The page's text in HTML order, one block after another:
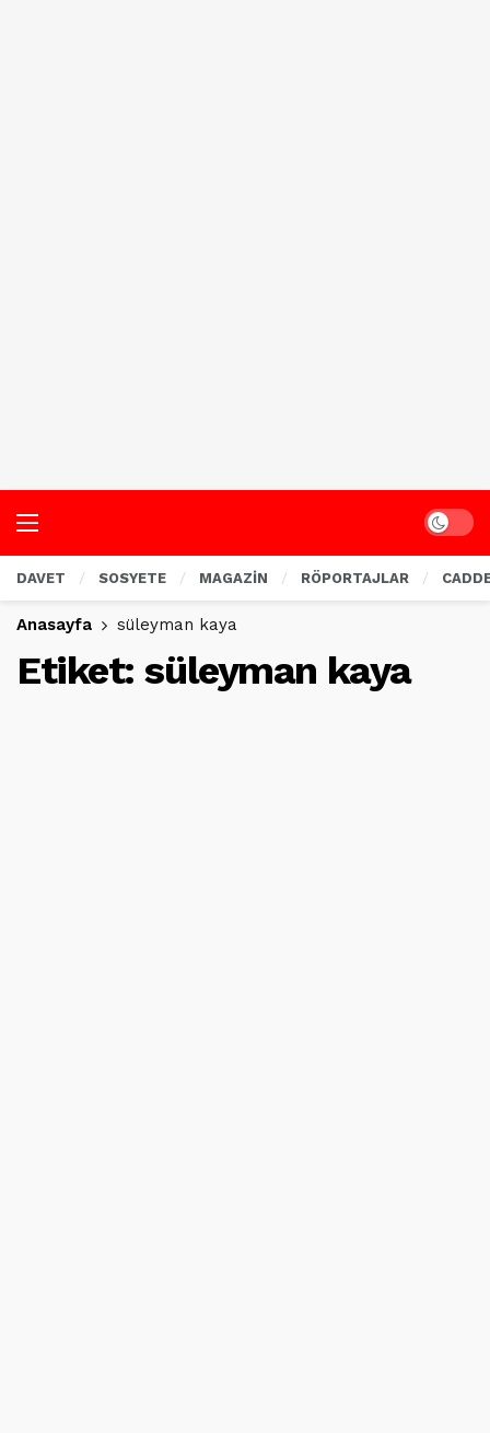
Dark
DAVET SOSYETE MAGAZİN RÖPORTAJLAR
Anasayfa süleyman kaya
Etiket: süleyman kaya